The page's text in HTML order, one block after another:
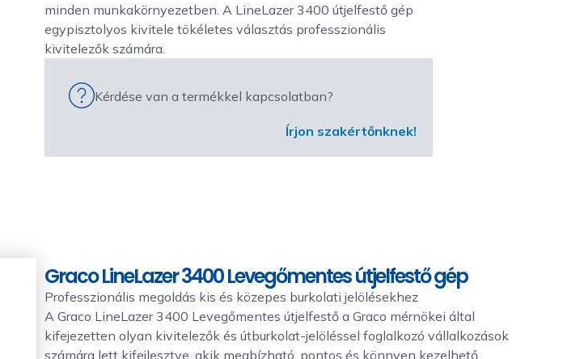
minden munkakörnyezetben. A LineLazer 3400 útjelfestő gép
egypisztolyos kivitele tökéletes választás professzionális
kivitelezők számára.
Kérdése van a termékkel kapcsolatban?
Írjon szakértőnknek!
Graco LineLazer 3400 Levegőmentes útjelfestő gép
Professzionális megoldás kis és közepes burkolati jelölésekhez
A Graco LineLazer 3400 Levegőmentes útjelfestő a Graco mérnökei által
kifejezetten olyan kivitelezők és útburkolat-jelöléssel foglalkozó vállalkozások
számára lett kifejlesztve, akik megbízható, pontos és könnyen kezelhető